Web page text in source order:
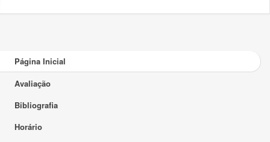
Página Inicial
Avaliação
Bibliografia
Horário